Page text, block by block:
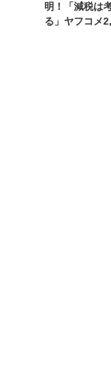
明！「減税は
る」ヤフコメ